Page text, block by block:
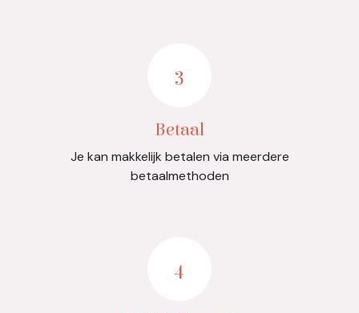
3
Betaal
Je kan makkelijk betalen via meerdere
betaalmethoden
4